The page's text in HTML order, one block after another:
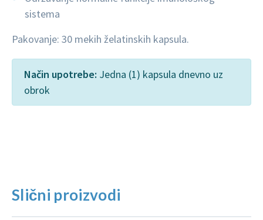
sistema
Pakovanje: 30 mekih želatinskih kapsula.
Način upotrebe: Jedna (1) kapsula dnevno uz
obrok
Slični proizvodi